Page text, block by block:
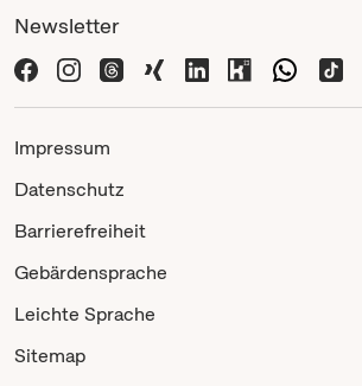
Newsletter
Impressum
Datenschutz
Barrierefreiheit
Gebärdensprache
Leichte Sprache
Sitemap